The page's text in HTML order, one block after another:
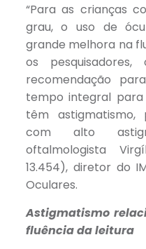
“Para as crianças
grau, o uso de
grande melhora na
os
recomendação
tempo integral
têm astigmatismo,
com alto
oftalmologista
13.454), diretor do
Oculares.
Astigmatismo
fluência da leitura